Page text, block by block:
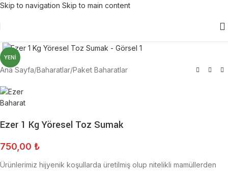
Skip to navigation Skip to main content
YENI
Ana Sayfa/Baharatlar/Paket Baharatlar
Ezer 1 Kg Yöresel Toz Sumak
750,00 ₺
Ürünlerimiz hijyenik koşullarda üretilmiş olup nitelikli mamüllerden